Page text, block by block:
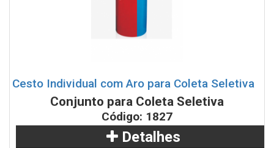
Conjuto de 2 Lixeiras Tampa Vai Vem com Suporte
Lixeiras para Coleta Seletiva com suporte 65 litros
Lixeiras para Coleta Seletiva com suporte 92 litros
Cesto Individual com Aro para Coleta Seletiva
Conjunto para Coleta Seletiva
Código: 1827
Detalhes